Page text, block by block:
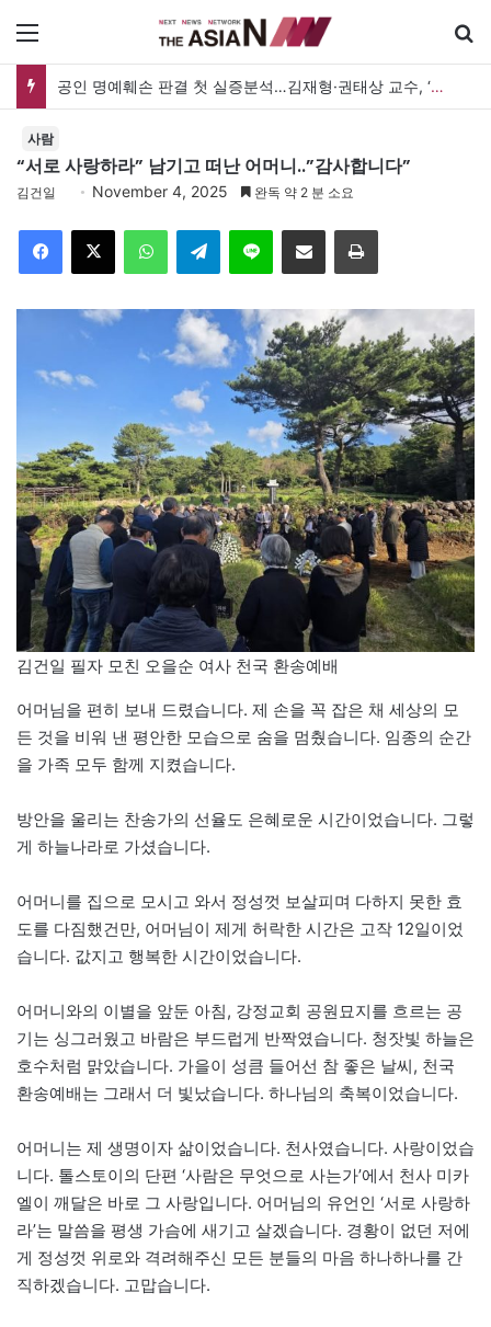
메뉴
공인 명예훼손 판결 첫 실증분석…김재형·권태상 교수, ‘공인 보도준칙’ 제안도
사람
“서로 사랑하라” 남기고 떠난 어머니..”감사합니다”
김건일 November 4, 2025 완독 약 2 분 소요
Facebook
X WhatsAppTelegramLine 이메일 인쇄
김건일 필자 모친 오을순 여사 천국 환송예배
어머님을 편히 보내 드렸습니다. 제 손을 꼭 잡은 채 세상의 모
든 것을 비워 낸 평안한 모습으로 숨을 멈췄습니다. 임종의 순간
을 가족 모두 함께 지켰습니다.
방안을 울리는 찬송가의 선율도 은혜로운 시간이었습니다. 그렇
게 하늘나라로 가셨습니다.
어머니를 집으로 모시고 와서 정성껏 보살피며 다하지 못한 효
도를 다짐했건만, 어머님이 제게 허락한 시간은 고작 12일이었
습니다. 값지고 행복한 시간이었습니다.
어머니와의 이별을 앞둔 아침, 강정교회 공원묘지를 흐르는 공
기는 싱그러웠고 바람은 부드럽게 반짝였습니다. 청잣빛 하늘은
호수처럼 맑았습니다. 가을이 성큼 들어선 참 좋은 날씨, 천국
환송예배는 그래서 더 빛났습니다. 하나님의 축복이었습니다.
어머니는 제 생명이자 삶이었습니다. 천사였습니다. 사랑이었습
니다. 톨스토이의 단편 ‘사람은 무엇으로 사는가’에서 천사 미카
엘이 깨달은 바로 그 사랑입니다. 어머님의 유언인 ‘서로 사랑하
라’는 말씀을 평생 가슴에 새기고 살겠습니다. 경황이 없던 저에
게 정성껏 위로와 격려해주신 모든 분들의 마음 하나하나를 간
직하겠습니다. 고맙습니다.